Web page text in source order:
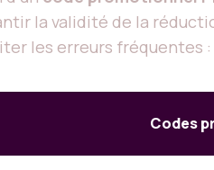
la validité de la
les erreurs fréquentes :
Codes